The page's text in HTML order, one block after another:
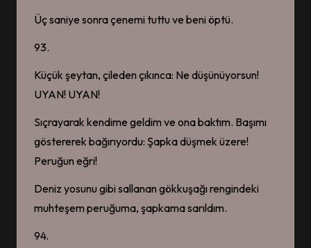
Üç saniye sonra çenemi tuttu ve beni öptü.
93.
Küçük şeytan, çileden çıkınca: Ne düşünüyorsun!
UYAN! UYAN!
Sıçrayarak kendime geldim ve ona baktım. Başımı
göstererek bağırıyordu: Şapka düşmek üzere!
Peruğun eğri!
Deniz yosunu gibi sallanan gökkuşağı rengindeki
muhteşem peruğuma, şapkama sarıldım.
94.